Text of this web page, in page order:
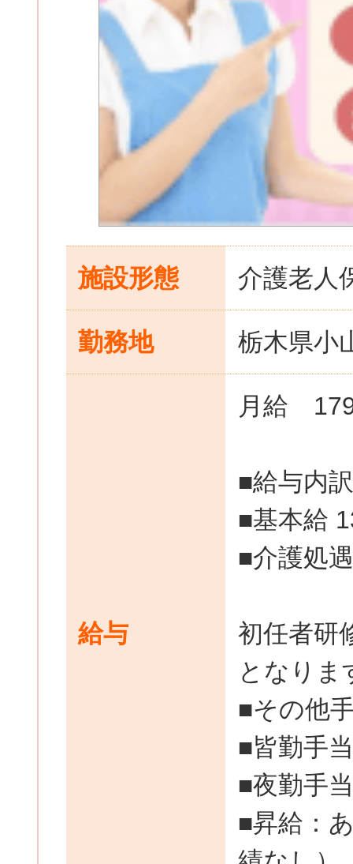
施設形態 介護老人
勤務地 栃木県小
給与
月給
■給与内
■基本給
■介護処
初任者研
となりま
■その他
■皆勤手
■夜勤手
■昇給：